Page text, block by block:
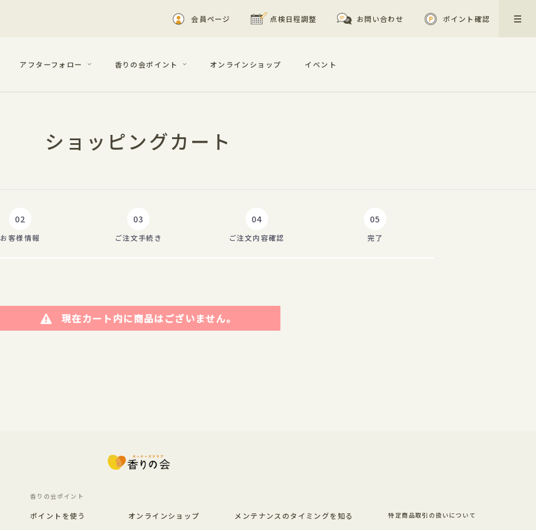
会員ページ 点検日程調整 お問い合わせ ポイント確認
アフターフォロー 香りの会ポイント オンラインショップ イベント
ショッピングカート
02
お客様情報
03
ご注文手続き
04
ご注文内容確認
05
完了
現在カート内に商品はございません。
香りの会ポイント
ポイントを使う
オンラインショップ
メンテナンスのタイミングを知る
特定商品取引の扱いについて